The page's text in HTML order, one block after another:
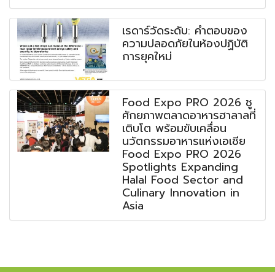
เรดาร์วัดระดับ: คำตอบของ
ความปลอดภัยในห้องปฏิบัติ
การยุคใหม่
Food Expo PRO 2026 ชู
ศักยภาพตลาดอาหารฮาลาลที่
เติบโต พร้อมขับเคลื่อน
นวัตกรรมอาหารแห่งเอเชีย
Food Expo PRO 2026
Spotlights Expanding
Halal Food Sector and
Culinary Innovation in
Asia